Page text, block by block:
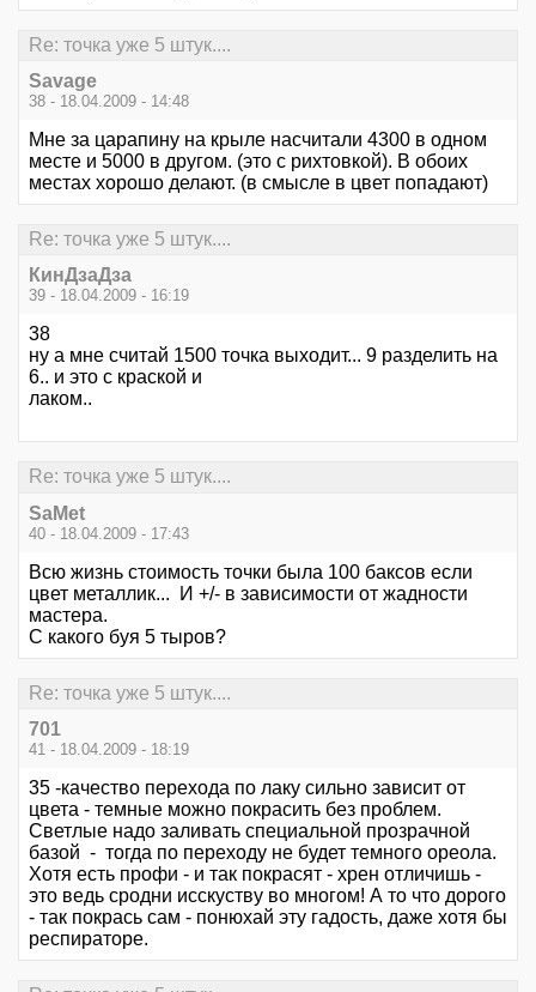
Re: точка уже 5 штук....
Savage
38 - 18.04.2009 - 14:48
Мне за царапину на крыле насчитали 4300 в одном
месте и 5000 в другом. (это с рихтовкой). В обоих
местах хорошо делают. (в смысле в цвет попадают)
Re: точка уже 5 штук....
КинДзаДза
39 - 18.04.2009 - 16:19
38
ну а мне считай 1500 точка выходит... 9 разделить на
6.. и это с краской и
лаком..
Re: точка уже 5 штук....
SaMet
40 - 18.04.2009 - 17:43
Всю жизнь стоимость точки была 100 баксов если
цвет металлик... И +/- в зависимости от жадности
мастера.
С какого буя 5 тыров?
Re: точка уже 5 штук....
701
41 - 18.04.2009 - 18:19
35 -качество перехода по лаку сильно зависит от
цвета - темные можно покрасить без проблем.
Светлые надо заливать специальной прозрачной
базой - тогда по переходу не будет темного ореола.
Хотя есть профи - и так покрасят - хрен отличишь -
это ведь сродни исскуству во многом! А то что дорого
- так покрась сам - понюхай эту гадость, даже хотя бы
респираторе.